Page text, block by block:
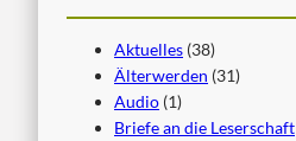
Aktuelles (38)
Älterwerden (31)
Audio (1)
Briefe an die Leserschaft